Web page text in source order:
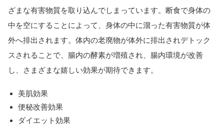
ざまな有害物質を取り込んでしまっています。断食で身体の
中を空にすることによって、身体の中に溜った有害物質が体
外へ排出されます。体内の老廃物が体外に排出されデトック
スされることで、腸内の酵素が増殖され、腸内環境が改善
し、さまざまな嬉しい効果が期待できます。
美肌効果
便秘改善効果
ダイエット効果